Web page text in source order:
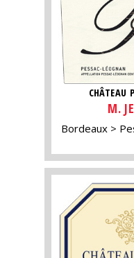
CHÂTEAU
M.
Bordeaux